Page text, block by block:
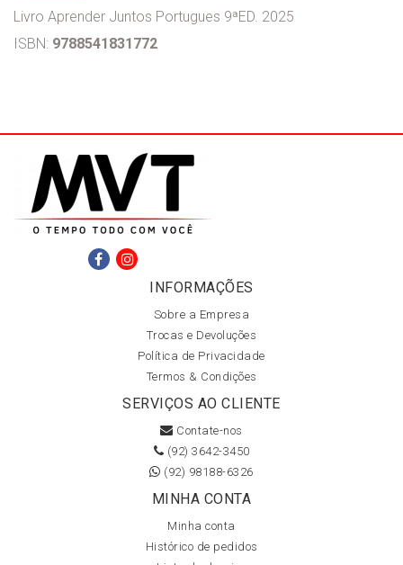
Livro Aprender Juntos Portugues 9ªED. 2025
ISBN: 9788541831772
INFORMAÇÕES
Sobre a Empresa
Trocas e Devoluções
Política de Privacidade
Termos & Condições
SERVIÇOS AO CLIENTE
Contate-nos
(92) 3642-3450
(92) 98188-6326
MINHA CONTA
Minha conta
Histórico de pedidos